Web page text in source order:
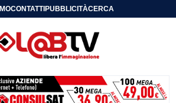
CONTATTIPUBBLICITÀCERCA